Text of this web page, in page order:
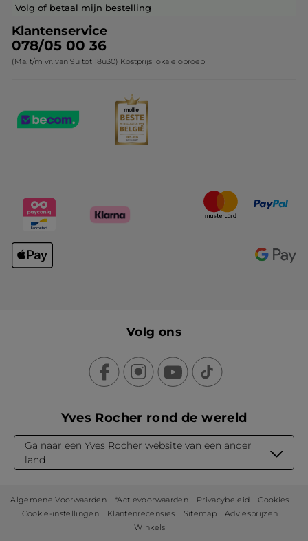
Contact opnemen
Volg of betaal mijn bestelling
Klantenservice
078/05 00 36
(Ma. t/m vr. van 9u tot 18u30) Kostprijs lokale oproep
Volg ons
Yves Rocher rond de wereld
Ga naar een Yves Rocher website van een ander
land
Algemene Voorwaarden *Actievoorwaarden Privacybeleid
Cookies
Cookie-instellingen
Klantenrecensies Sitemap
Adviesprijzen
Winkels